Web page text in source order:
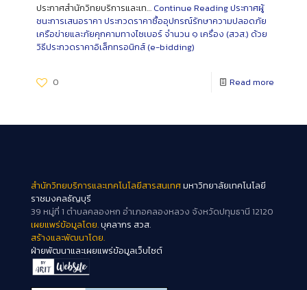
ประกาศสำนักวิทยบริการและเท… Continue Readingประกาศผู้
ชนะการเสนอราคา ประกวดราคาซื้ออุปกรณ์รักษาความปลอดภัย
เครือข่ายและภัยคุกคามทางไซเบอร์ จำนวน ๑ เครื่อง (สวส.) ด้วย
วิธีประกวดราคาอิเล็กทรอนิกส์ (e-bidding)
0 Read more
สำนักวิทยบริการและเทคโนโลยีสารสนเทศมหาวิทยาลัยเทคโนโลยี
ราชมงคลธัญบุรี
39 หมู่ที่ 1 ตำบลคลองหก อำเภอคลองหลวง จังหวัดปทุมธานี 12120
เผยแพร่ข้อมูลโดย.บุคลากร สวส.
สร้างและพัฒนาโดย.
ฝ่ายพัฒนาและเผยแพร่ข้อมูลเว็บไซต์